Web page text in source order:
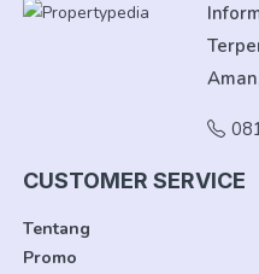
CUSTOMER SERVICE
Tentang
Promo